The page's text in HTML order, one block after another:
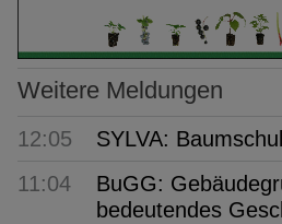
Weitere Meldungen
12:05
SYLVA:
11:04
BuGG:
bedeutendes